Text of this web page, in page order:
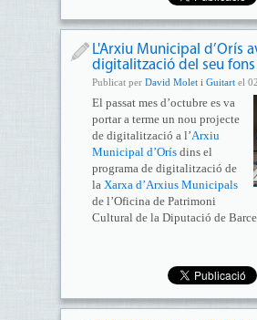
L'Arxiu Municipal d’Orís
digitalització del seu fons
Publicat per David Molet i Guitartel
El passat mes d’octubre es va
portar a terme un nou projecte
de digitalització a l’Arxiu
Municipal d’Orísdins el
programa de digitalització de
la Xarxa d’Arxius Municipals
de l’Oficina de Patrimoni
Cultural de la Diputació de